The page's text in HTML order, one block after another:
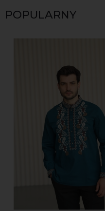
POPULARNY